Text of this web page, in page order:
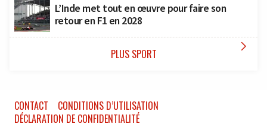
L’Inde met tout en œuvre pour faire son
retour en F1 en 2028
PLUS SPORT 
CONTACT
CONDITIONS D’UTILISATION
DÉCLARATION DE CONFIDENTIALITÉ